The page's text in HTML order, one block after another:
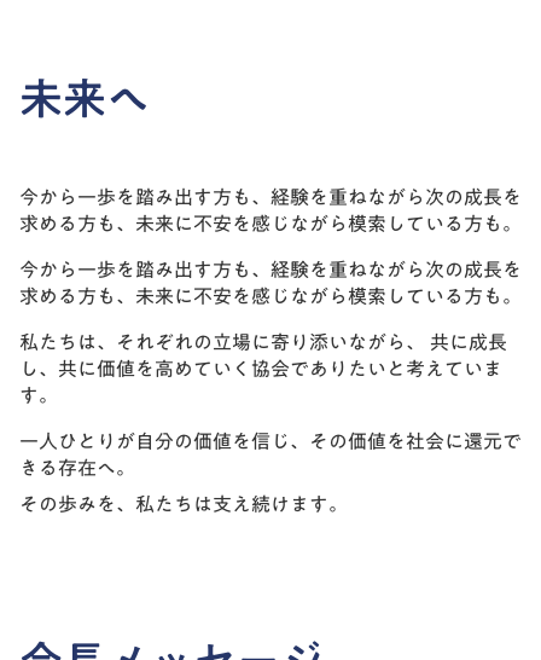
未来へ
今から一歩を踏み出す方も、経験を重ねながら次の成長を
求める方も、未来に不安を感じながら模索している方も。
今から一歩を踏み出す方も、経験を重ねながら次の成長を
求める方も、未来に不安を感じながら模索している方も。
私たちは、それぞれの立場に寄り添いながら、 共に成長
し、共に価値を高めていく協会でありたいと考えていま
す。
一人ひとりが自分の価値を信じ、その価値を社会に還元で
きる存在へ。
その歩みを、私たちは支え続けます。